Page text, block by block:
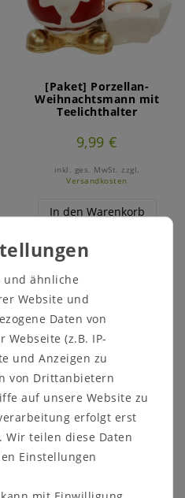
[Paket] Porzellan-
Weihnachtsmann mit
Teelichthalter
9,99 €
inkl. ges. MwSt.
zzgl.
Versandkosten
In den Warenkorb
Artikelpaket
[Paket] Set 2-tlg.
Frosch mit Kugel 2
Mod. 4x4,5xH6,5 cm
und ähnliche
Website und
Daten von
Webseite (z.B. IP-
und Anzeigen zu
von Drittanbietern
auf unsere Website zu
erfolgt erst
Wir teilen diese Daten
Einstellungen